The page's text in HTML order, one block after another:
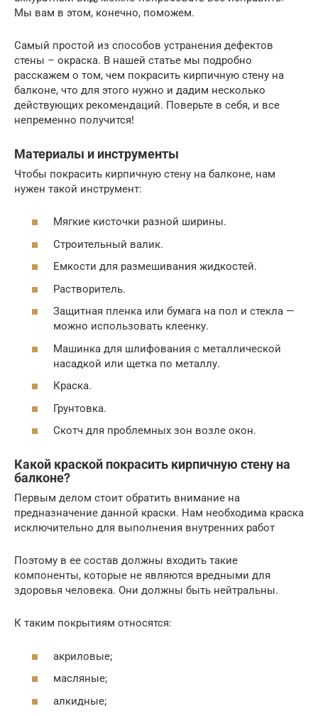
Мы вам в этом, конечно, поможем.
Самый простой из способов устранения дефектов
стены – окраска. В нашей статье мы подробно
расскажем о том, чем покрасить кирпичную стену на
балконе, что для этого нужно и дадим несколько
действующих рекомендаций. Поверьте в себя, и все
непременно получится!
Материалы и инструменты
Чтобы покрасить кирпичную стену на балконе, нам
нужен такой инструмент:
Мягкие кисточки разной ширины.
Строительный валик.
Емкости для размешивания жидкостей.
Растворитель.
Защитная пленка или бумага на пол и стекла —
можно использовать клеенку.
Машинка для шлифования с металлической
насадкой или щетка по металлу.
Краска.
Грунтовка.
Скотч для проблемных зон возле окон.
Какой краской покрасить кирпичную стену на
балконе?
Первым делом стоит обратить внимание на
предназначение данной краски. Нам необходима краска
исключительно для выполнения внутренних работ
Поэтому в ее состав должны входить такие
компоненты, которые не являются вредными для
здоровья человека. Они должны быть нейтральны.
К таким покрытиям относятся:
акриловые;
масляные;
алкидные;